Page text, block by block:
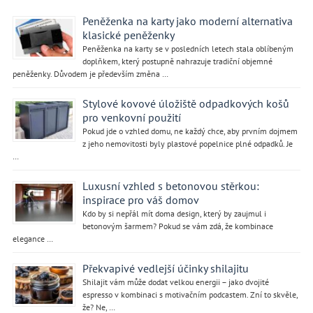
Peněženka na karty jako moderní alternativa
klasické peněženky
Peněženka na karty se v posledních letech stala oblíbeným
doplňkem, který postupně nahrazuje tradiční objemné
peněženky. Důvodem je především změna …
Stylové kovové úložiště odpadkových košů
pro venkovní použití
Pokud jde o vzhled domu, ne každý chce, aby prvním dojmem
z jeho nemovitosti byly plastové popelnice plné odpadků. Je
Luxusní vzhled s betonovou stěrkou:
inspirace pro váš domov
Kdo by si nepřál mít doma design, který by zaujmul i
betonovým šarmem? Pokud se vám zdá, že kombinace
elegance …
Překvapivé vedlejší účinky shilajitu
Shilajit vám může dodat velkou energii – jako dvojité
espresso v kombinaci s motivačním podcastem. Zní to skvěle,
že? Ne, …